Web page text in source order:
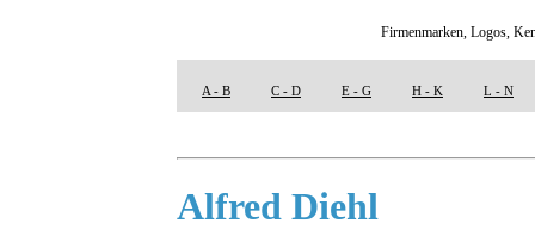
Firmenmarken, Logos,
A - B C - D E - G H - K L - N
Alfred Diehl